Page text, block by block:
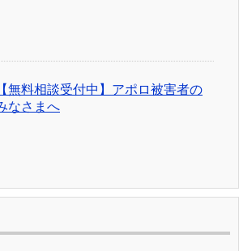
【無料相談受付中】アポロ被害者の
なさまへ